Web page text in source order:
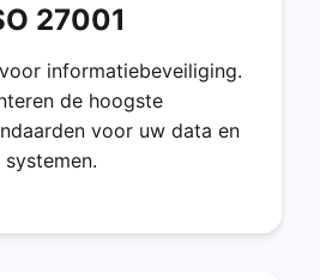
27001
informatiebeveiliging.
de hoogste
voor uw data en
systemen.